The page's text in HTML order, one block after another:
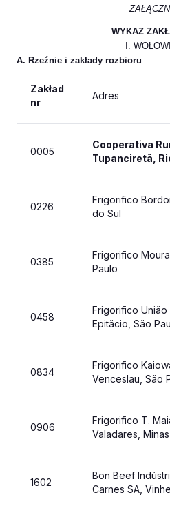
WYKAZ
I.
A. Rzeźnie i zakłady rozbioru
Zakład
nr
Adres
0005
Cooperativa
Tupanciretã,
0226
Frigorifico
do Sul
0385
Frigorifico
Paulo
0458
Frigorifico União
Epitãcio, São
0834
Frigorifico
Venceslau, São
0906
Frigorifico T.
Valadares,
1602
Bon Beef
Carnes SA,